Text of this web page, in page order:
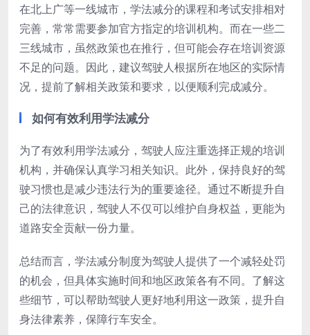
在北上广等一线城市，学法减分的课程和考试安排相对
完善，常常需要参加官方指定的培训机构。而在一些二
三线城市，虽然政策也在推行，但可能会存在培训资源
不足的问题。因此，建议驾驶人根据所在地区的实际情
况，提前了解相关政策和要求，以便顺利完成减分。
如何有效利用学法减分
为了有效利用学法减分，驾驶人应注重选择正规的培训
机构，并确保认真学习相关知识。此外，保持良好的驾
驶习惯也是减少违法行为的重要途径。通过不断提升自
己的法律意识，驾驶人不仅可以维护自身权益，更能为
道路安全贡献一份力量。
总结而言，学法减分制度为驾驶人提供了一个减轻处罚
的机会，但具体实施时间和地区政策各有不同。了解这
些细节，可以帮助驾驶人更好地利用这一政策，提升自
身法律素养，保障行车安全。